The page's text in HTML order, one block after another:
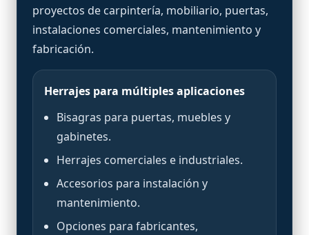
proyectos de carpintería, mobiliario, puertas,
instalaciones comerciales, mantenimiento y
fabricación.
Herrajes para múltiples aplicaciones
Bisagras para puertas, muebles y
gabinetes.
Herrajes comerciales e industriales.
Accesorios para instalación y
mantenimiento.
Opciones para fabricantes,